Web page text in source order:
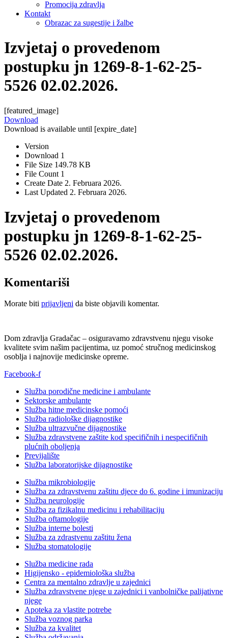
Promocija zdravlja
Kontakt
Obrazac za sugestije i žalbe
Izvjetaj o provedenom
postupku jn 1269-8-1-62-25-
5526 02.02.2026.
[featured_image]
Download
Download is available until [expire_date]
Version
Download 1
File Size 149.78 KB
File Count 1
Create Date 2. Februara 2026.
Last Updated 2. Februara 2026.
Izvjetaj o provedenom
postupku jn 1269-8-1-62-25-
5526 02.02.2026.
Komentariši
Morate biti prijavljeni da biste objavili komentar.
Dom zdravlja Gradačac – osiguravamo zdravstvenu njegu visoke
kvalitete svim našim pacijentima, uz pomoć stručnog medicinskog
osoblja i najnovije medicinske opreme.
Facebook-f
Služba porodične medicine i ambulante
Sektorske ambulante
Služba hitne medicinske pomoći
Služba radiološke dijagnostike
Služba ultrazvučne dijagnostike
Služba zdravstvene zaštite kod specifičnih i nespecifičnih
plućnih oboljenja
Previjalište
Služba laboratorijske dijagnostike
Služba mikrobiologije
Služba za zdravstvenu zaštitu djece do 6. godine i imunizaciju
Služba neurologije
Služba za fizikalnu medicinu i rehabilitaciju
Služba oftamologije
Služba interne bolesti
Služba za zdrastvenu zaštitu žena
Služba stomatologije
Služba medicine rada
Higijensko - epidemiološka služba
Centra za mentalno zdravlje u zajednici
Služba zdravstvene njege u zajednici i vanbolničke palijativne
njege
Apoteka za vlastite potrebe
Služba voznog parka
Služba za kvalitet